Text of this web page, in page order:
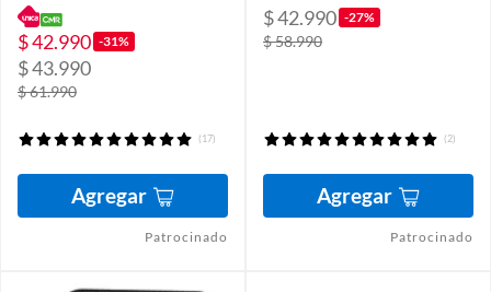
$ 42.990 -31%
$ 43.990
$ 61.990
(17)
Agregar
Patrocinado
$ 42.990 -27%
$ 58.990
(2)
Agregar
Patrocinado